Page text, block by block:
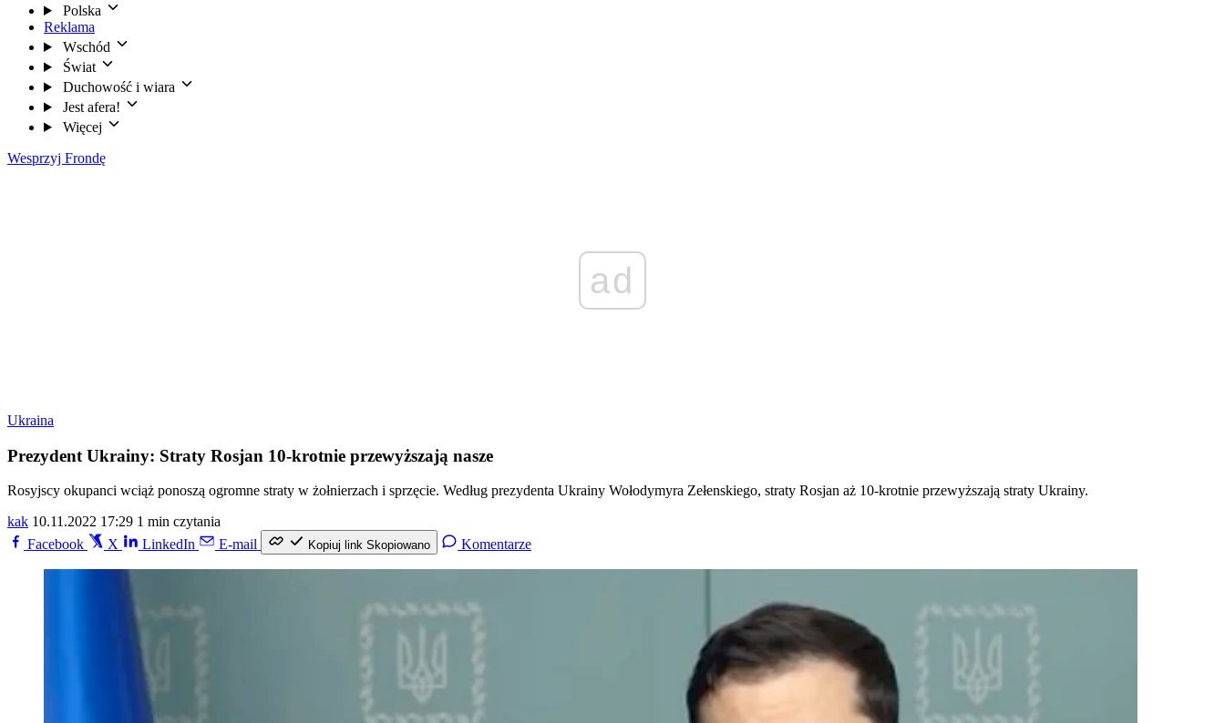
Polska
Reklama
Wschód
Świat
Duchowość i wiara
Jest afera!
Więcej
Wesprzyj Frondę
ad
Ukraina
Prezydent Ukrainy: Straty Rosjan 10-krotnie przewyższają nasze
Rosyjscy okupanci wciąż ponoszą ogromne straty w żołnierzach i sprzęcie. Według prezydenta Ukrainy Wołodymyra Zełenskiego, straty Rosjan aż 10-krotnie przewyższają straty Ukrainy.
kak 10.11.2022 17:29 1 min czytania
Facebook
X LinkedIn E-mail Kopiuj link Skopiowano Komentarze